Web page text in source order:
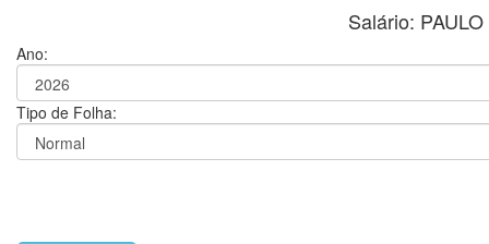
Salário:
Ano:
Tipo de Folha: